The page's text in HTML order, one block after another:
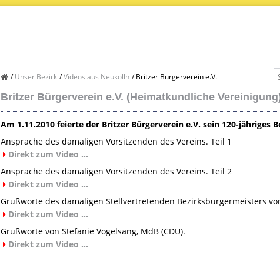
Unser Bezirk Videos aus Neukölln Britzer Bürgerverein e.V.
Britzer Bürgerverein e.V. (Heimatkundliche
Am 1.11.2010 feierte der Britzer Bürgerverein e.V. sein 120-jähriges
Ansprache des damaligen Vorsitzenden des Vereins. Teil 1
Direkt zum Video …
Ansprache des damaligen Vorsitzenden des Vereins. Teil 2
Direkt zum Video …
Grußworte des damaligen Stellvertretenden Bezirksbürgermeisters
Direkt zum Video …
Grußworte von Stefanie Vogelsang, MdB (CDU).
Direkt zum Video …